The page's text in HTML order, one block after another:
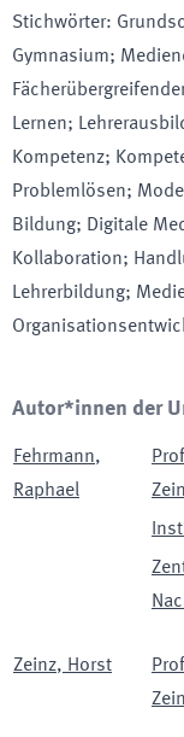
Stichwörter:
Gymnasium;
Lernen;
Kompetenz;
Problemlösen;
Bildung; Digitale
Kollaboration;
Lehrerbildung;
Autor*innen der
Fehrmann,
Raphael
Zeinz, Horst